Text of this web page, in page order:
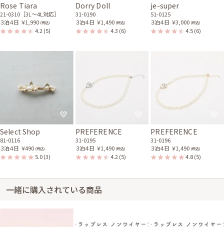
Rose Tiara
21-0310［3L〜4L対応］
３泊４日 ￥1,990 (税込)
4.2 (5)
Dorry Doll
31-0190
３泊４日 ￥1,490 (税込)
4.3 (6)
je-super
51-0125
３泊４日 ￥3,000 (税込)
4.5(6)
Select Shop
81-0116
３泊４日 ￥490 (税込)
5.0(3)
PREFERENCE
31-0195
３泊４日 ￥1,490 (税込)
4.2 (5)
PREFERENCE
31-0196
３泊４日 ￥1,490 (税込)
4.8(5)
一緒に購入されている商品